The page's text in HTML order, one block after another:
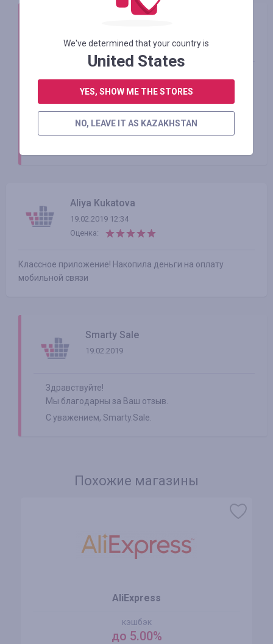
14.09.2020
У вас на счету есть доступные средства для
вывода, вам необходимо просто внести номер и
"Вывод средств".
Aliya Kukatova
19.02.2019 12:34
Оценка:
Классное приложение! Накопила деньги на оплату
мобильной связи
Smarty Sale
19.02.2019
Здравствуйте!
Мы благодарны за Ваш отзыв.
С уважением, Smarty.Sale.
Похожие магазины
AliExpress
кэшбэк
до 5.00%
We've determined that your country is
United States
YES, SHOW ME THE STORES
NO, LEAVE IT AS KAZAKHSTAN